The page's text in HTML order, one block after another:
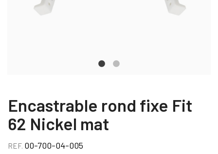
Encastrable rond fixe Fit
62 Nickel mat
REF. 00-700-04-005